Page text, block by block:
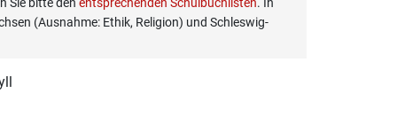
(Ausnahme: Ethik, Religion) und Schleswig-